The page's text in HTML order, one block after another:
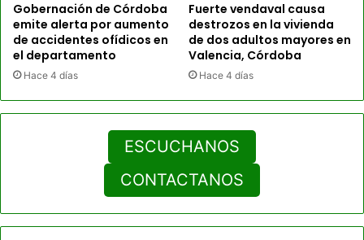
Gobernación de Córdoba
emite alerta por aumento
de accidentes ofídicos en
el departamento
Hace 4 días
Fuerte vendaval causa
destrozos en la vivienda
de dos adultos mayores en
Valencia, Córdoba
Hace 4 días
ESCUCHANOS
CONTACTANOS